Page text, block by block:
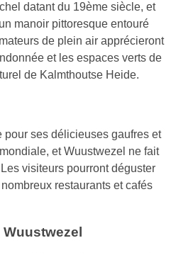
datant du 19ème siècle, et
manoir pittoresque entouré
de plein air apprécieront
et les espaces verts de
de Kalmthoutse Heide.
pour ses délicieuses gaufres et
et Wuustwezel ne fait
visiteurs pourront déguster
restaurants et cafés